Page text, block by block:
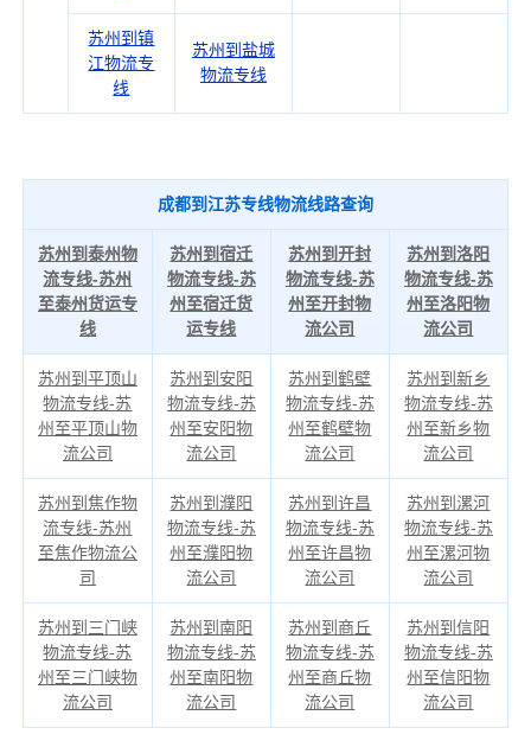
苏州到镇
江物流专
线
苏州到盐城
物流专线
成都到江苏专线物流线路查询
苏州到泰州物
流专线-苏州
至泰州货运专
线
苏州到宿迁
物流专线-苏
州至宿迁货
运专线
苏州到开封
物流专线-苏
州至开封物
流公司
苏州到洛阳
物流专线-苏
州至洛阳物
流公司
苏州到平顶山
物流专线-苏
州至平顶山物
流公司
苏州到安阳
物流专线-苏
州至安阳物
流公司
苏州到鹤壁
物流专线-苏
州至鹤壁物
流公司
苏州到新乡
物流专线-苏
州至新乡物
流公司
苏州到焦作物
流专线-苏州
至焦作物流公
司
苏州到濮阳
物流专线-苏
州至濮阳物
流公司
苏州到许昌
物流专线-苏
州至许昌物
流公司
苏州到漯河
物流专线-苏
州至漯河物
流公司
苏州到三门峡
物流专线-苏
州至三门峡物
流公司
苏州到南阳
物流专线-苏
州至南阳物
流公司
苏州到商丘
物流专线-苏
州至商丘物
流公司
苏州到信阳
物流专线-苏
州至信阳物
流公司